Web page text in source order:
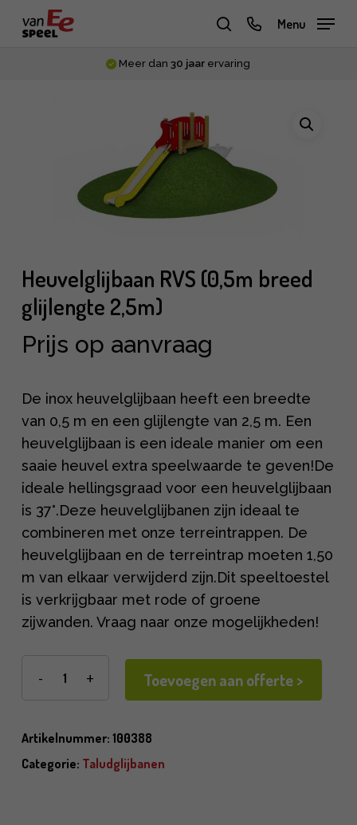
zoeken
phone
Menu
Meer dan30 jaar ervaring
Heuvelglijbaan RVS (0,5m breed
glijlengte 2,5m)
Prijs op aanvraag
De inox heuvelglijbaan heeft een breedte
van 0,5 m en een glijlengte van 2,5 m. Een
heuvelglijbaan is een ideale manier om een
saaie heuvel extra speelwaarde te geven!De
ideale hellingsgraad voor een heuvelglijbaan
is 37°.Deze heuvelglijbanen zijn ideaal te
combineren met onze terreintrappen. De
heuvelglijbaan en de terreintrap moeten 1,50
m van elkaar verwijderd zijn.Dit speeltoestel
is verkrijgbaar met rode of groene
zijwanden. Vraag naar onze mogelijkheden!
Toevoegen aan offerte >
Artikelnummer: 100388
Categorie: Taludglijbanen